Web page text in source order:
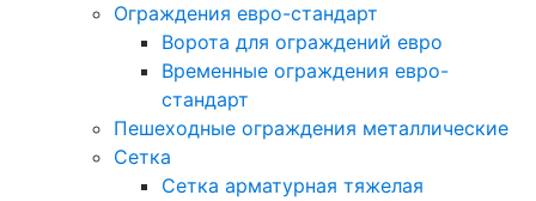
Ограждения евро-стандарт
Ворота для ограждений евро
Временные ограждения евро-
стандарт
Пешеходные ограждения металлические
Сетка
Сетка арматурная тяжелая